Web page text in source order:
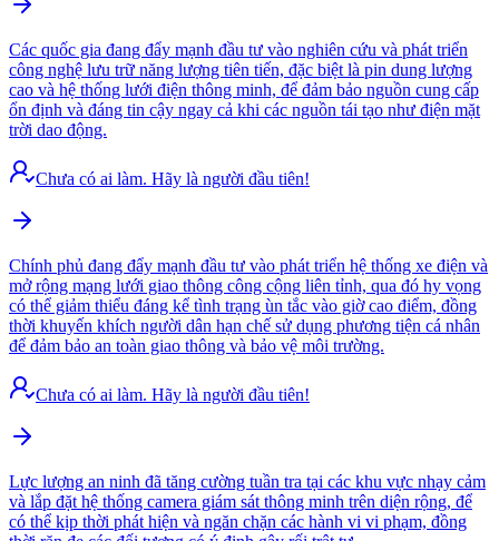
Các quốc gia đang đẩy mạnh đầu tư vào nghiên cứu và phát triển
công nghệ lưu trữ năng lượng tiên tiến, đặc biệt là pin dung lượng
cao và hệ thống lưới điện thông minh, để đảm bảo nguồn cung cấp
ổn định và đáng tin cậy ngay cả khi các nguồn tái tạo như điện mặt
trời dao động.
Chưa có ai làm. Hãy là người đầu tiên!
Chính phủ đang đẩy mạnh đầu tư vào phát triển hệ thống xe điện và
mở rộng mạng lưới giao thông công cộng liên tỉnh, qua đó hy vọng
có thể giảm thiểu đáng kể tình trạng ùn tắc vào giờ cao điểm, đồng
thời khuyến khích người dân hạn chế sử dụng phương tiện cá nhân
để đảm bảo an toàn giao thông và bảo vệ môi trường.
Chưa có ai làm. Hãy là người đầu tiên!
Lực lượng an ninh đã tăng cường tuần tra tại các khu vực nhạy cảm
và lắp đặt hệ thống camera giám sát thông minh trên diện rộng, để
có thể kịp thời phát hiện và ngăn chặn các hành vi vi phạm, đồng